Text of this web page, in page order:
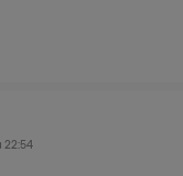
22:54